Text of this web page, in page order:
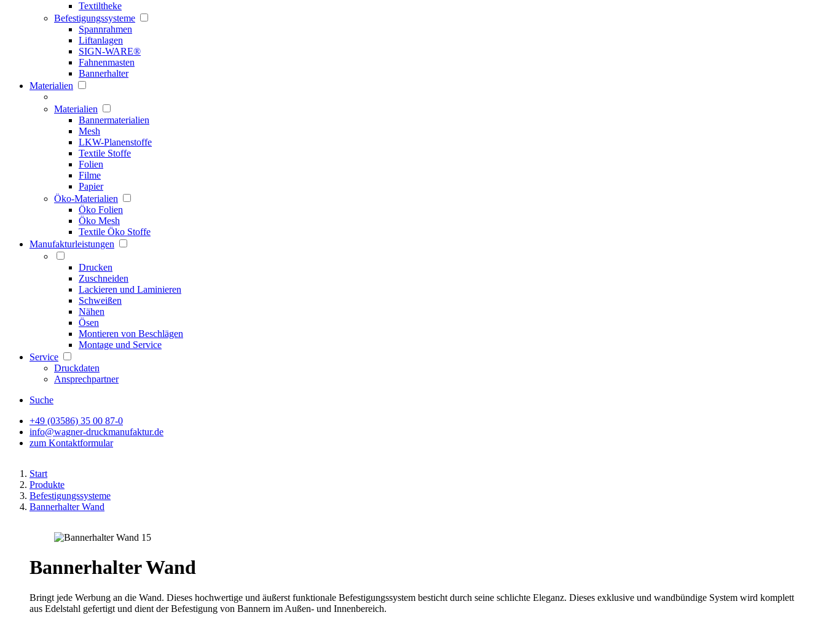
Textiltheke
Befestigungssysteme
Spannrahmen
Liftanlagen
SIGN-WARE®
Fahnenmasten
Bannerhalter
Materialien
Materialien
Bannermaterialien
Mesh
LKW-Planenstoffe
Textile Stoffe
Folien
Filme
Papier
Öko-Materialien
Öko Folien
Öko Mesh
Textile Öko Stoffe
Manufakturleistungen
Drucken
Zuschneiden
Lackieren und Laminieren
Schweißen
Nähen
Ösen
Montieren von Beschlägen
Montage und Service
Service
Druckdaten
Ansprechpartner
Suche
+49 (03586) 35 00 87-0
info@wagner-druckmanufaktur.de
zum Kontaktformular
Start
Produkte
Befestigungssysteme
Bannerhalter Wand
Bannerhalter Wand
Bringt jede Werbung an die Wand. Dieses hochwertige und äußerst funktionale Befestigungssystem besticht durch seine schlichte Eleganz. Dieses exklusive und wandbündige System wird komplett
aus Edelstahl gefertigt und dient der Befestigung von Bannern im Außen- und Innenbereich.